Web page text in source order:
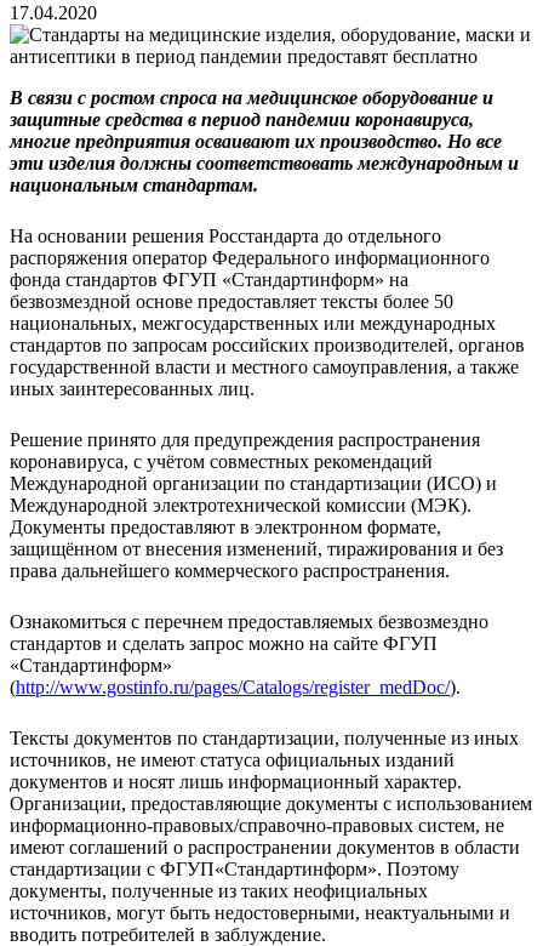
17.04.2020
В связи с ростом спроса на медицинское оборудование и
защитные средства в период пандемии коронавируса,
многие предприятия осваивают их производство. Но все
эти изделия должны соответствовать международным и
национальным стандартам.
На основании решения Росстандарта до отдельного
распоряжения оператор Федерального информационного
фонда стандартов ФГУП «Стандартинформ» на
безвозмездной основе предоставляет тексты более 50
национальных, межгосударственных или международных
стандартов по запросам российских производителей, органов
государственной власти и местного самоуправления, а также
иных заинтересованных лиц.
Решение принято для предупреждения распространения
коронавируса, c учётом совместных рекомендаций
Международной организации по стандартизации (ИСО) и
Международной электротехнической комиссии (МЭК).
Документы предоставляют в электронном формате,
защищённом от внесения изменений, тиражирования и без
права дальнейшего коммерческого распространения.
Ознакомиться с перечнем предоставляемых безвозмездно
стандартов и сделать запрос можно на сайте ФГУП
«Стандартинформ»
(http://www.gostinfo.ru/pages/Catalogs/register_medDoc/).
Тексты документов по стандартизации, полученные из иных
источников, не имеют статуса официальных изданий
документов и носят лишь информационный характер.
Организации, предоставляющие документы с использованием
информационно-правовых/справочно-правовых систем, не
имеют соглашений о распространении документов в области
стандартизации с ФГУП«Стандартинформ». Поэтому
документы, полученные из таких неофициальных
источников, могут быть недостоверными, неактуальными и
вводить потребителей в заблуждение.